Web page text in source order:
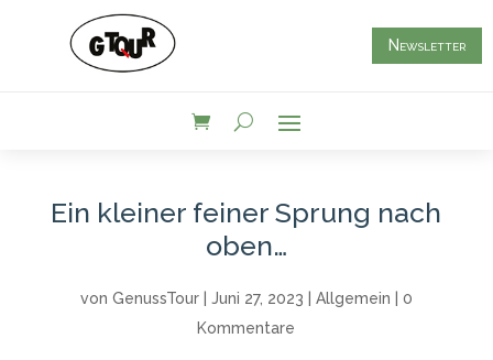
Newsletter
Ein kleiner feiner Sprung nach
oben…
von GenussTour| Juni 27, 2023 Allgemein
0
Kommentare